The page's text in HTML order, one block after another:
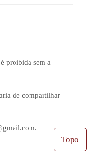
proibida sem a
de compartilhar
.
Topo